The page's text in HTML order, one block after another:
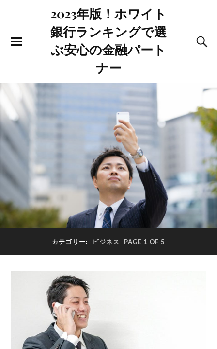
2023年版！ホワイト
銀行ランキングで選
ぶ安心の金融パート
ナー
カテゴリー: ビジネス PAGE 1 OF 5